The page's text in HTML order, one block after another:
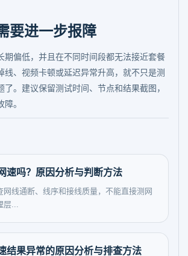
要进一步报障
期偏低，并且在不同时间段都无法接近套餐
线、视频卡顿或延迟异常升高，就不只是测
了。建议保留测试时间、节点和结果截图，
。
速吗？原因分析与判断方法
网线通断、线序和接线质量，不能直接测网
层...
结果异常的原因分析与排查方法